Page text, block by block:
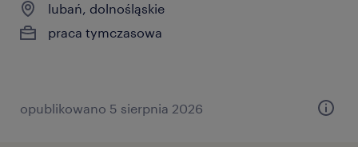
lubań, dolnośląskie
praca tymczasowa
opublikowano 5 sierpnia 2026